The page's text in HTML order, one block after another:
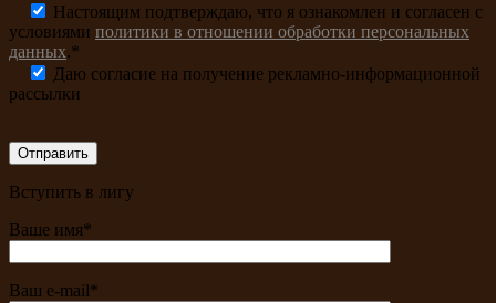
Настоящим подтверждаю, что я ознакомлен и согласен с
условиями политики в отношении обработки персональных
данных.*
Даю согласие на получение рекламно-информационной
рассылки
Вступить в лигу
Ваше имя*
Ваш e-mail*